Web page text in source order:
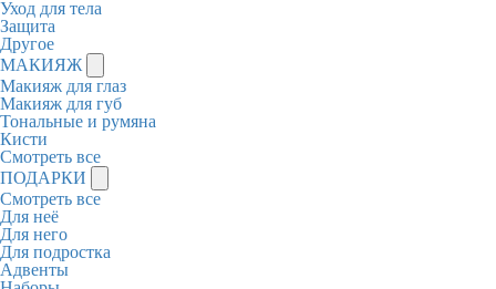
Уход для тела
Защита
Другое
МАКИЯЖ
Макияж для глаз
Макияж для губ
Тональные и румяна
Кисти
Смотреть все
ПОДАРКИ
Смотреть все
Для неё
Для него
Для подростка
Адвенты